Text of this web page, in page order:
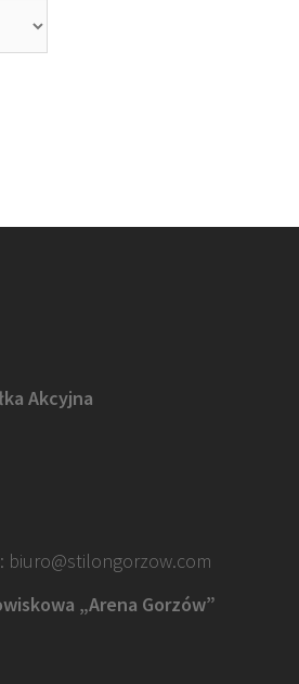
Akcyjna
biuro@stilongorzow.com
„Arena Gorzów”